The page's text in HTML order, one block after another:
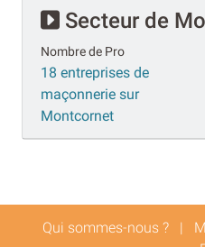
Secteur de
Nombre de Pro
18 entreprises de
maçonnerie sur
Montcornet
Qui sommes-nous ? |